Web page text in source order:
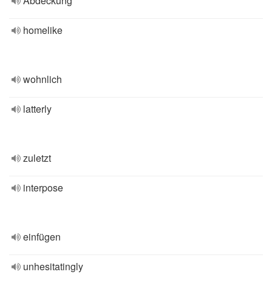
homelike
wohnlich
latterly
zuletzt
interpose
einfügen
unhesitatingly